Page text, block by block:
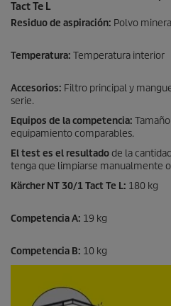
Tact Te L
Residuo de aspiración: Polvo
Temperatura: Temperatura interior
Accesorios: Filtro principal y
serie.
Equipos de la competencia:
equipamiento comparables.
El test es el resultadode la
tenga que limpiarse manualmente
Kärcher NT 30/1 Tact Te L: 180 kg
Competencia A: 19 kg
Competencia B: 10 kg